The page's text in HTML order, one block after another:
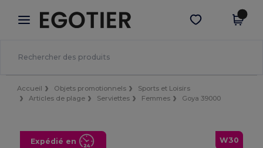
× Appli Egotier
Meilleurs prix sur l’app !
Obtenir l'appli
Accueil Objets promotionnels
Sports et Loisirs
Articles de plage
Serviettes Femmes Goya 39000
W30
Expédié en